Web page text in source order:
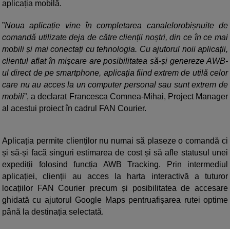
aplicația mobilă.
”Noua aplicație vine în completarea canalelorobișnuite de
comandă utilizate deja de către clienții noștri, din ce în ce mai
mobili și mai conectați cu tehnologia. Cu ajutorul noii aplicații,
clientul aflat în mișcare are posibilitatea să-și genereze AWB-
ul direct de pe smartphone, aplicația fiind extrem de utilă celor
care nu au acces la un computer personal sau sunt extrem de
mobili”, a declarat Francesca Comnea-Mihai, Project Manager
al acestui proiect în cadrul FAN Courier.
Aplicația permite clienților nu numai să plaseze o comandă ci
și să-și facă singuri estimarea de cost și să afle statusul unei
expediții folosind funcția AWB Tracking. Prin intermediul
aplicației, clienții au acces la harta interactivă a tuturor
locațiilor FAN Courier precum și posibilitatea de accesare
ghidată cu ajutorul Google Maps pentruafișarea rutei optime
până la destinația selectată.